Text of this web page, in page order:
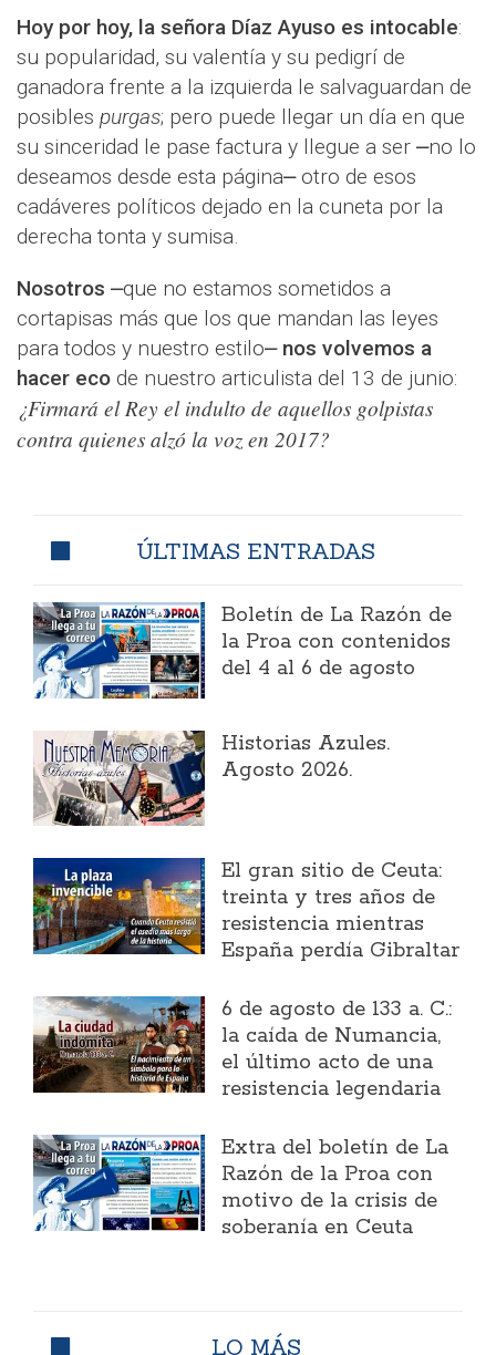
Hoy por hoy, la señora Díaz Ayuso es intocable:
su popularidad, su valentía y su pedigrí de
ganadora frente a la izquierda le salvaguardan de
posibles purgas; pero puede llegar un día en que
su sinceridad le pase factura y llegue a ser ⎼no lo
deseamos desde esta página⎼ otro de esos
cadáveres políticos dejado en la cuneta por la
derecha tonta y sumisa.
Nosotros ⎼que no estamos sometidos a
cortapisas más que los que mandan las leyes
para todos y nuestro estilo⎼ nos volvemos a
hacer eco de nuestro articulista del 13 de junio:
¿Firmará el Rey el indulto de aquellos golpistas
contra quienes alzó la voz en 2017?
ÚLTIMAS ENTRADAS
Boletín de La Razón de
la Proa con contenidos
del 4 al 6 de agosto
Historias Azules.
Agosto 2026.
El gran sitio de Ceuta:
treinta y tres años de
resistencia mientras
España perdía Gibraltar
6 de agosto de 133 a. C.:
la caída de Numancia,
el último acto de una
resistencia legendaria
Extra del boletín de La
Razón de la Proa con
motivo de la crisis de
soberanía en Ceuta
LO MÁS